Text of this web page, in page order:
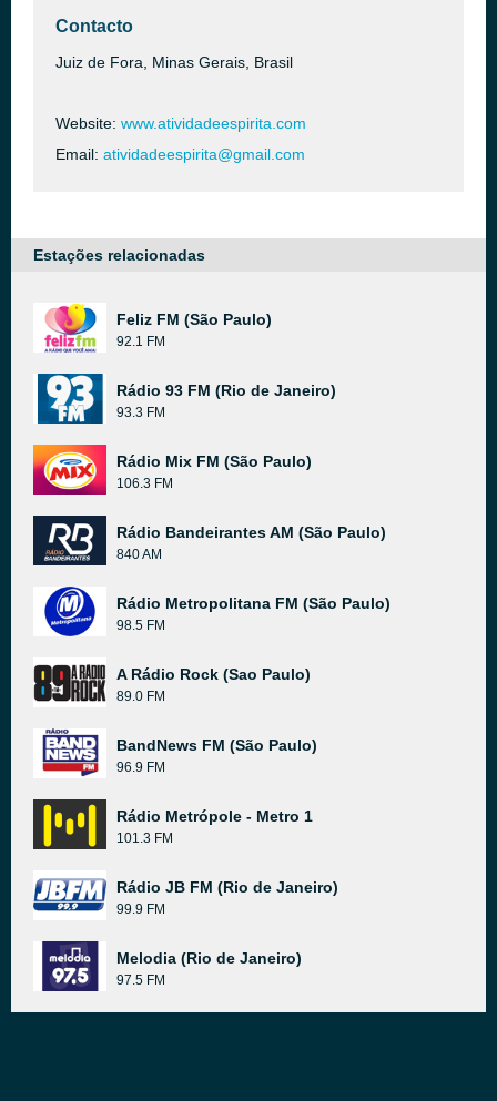
Contacto
Juiz de Fora, Minas Gerais, Brasil
Website: www.atividadeespirita.com
Email: atividadeespirita@gmail.com
Estações relacionadas
Feliz FM (São Paulo)
92.1 FM
Rádio 93 FM (Rio de Janeiro)
93.3 FM
Rádio Mix FM (São Paulo)
106.3 FM
Rádio Bandeirantes AM (São Paulo)
840 AM
Rádio Metropolitana FM (São Paulo)
98.5 FM
A Rádio Rock (Sao Paulo)
89.0 FM
BandNews FM (São Paulo)
96.9 FM
Rádio Metrópole - Metro 1
101.3 FM
Rádio JB FM (Rio de Janeiro)
99.9 FM
Melodia (Rio de Janeiro)
97.5 FM